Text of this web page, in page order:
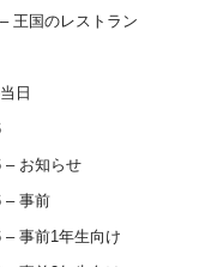
王国のレストラン
日
– お知らせ
– 事前
– 事前1年生向け